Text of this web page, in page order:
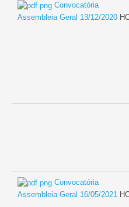
Respostas Sociais
Saúde
Convocatória
Assembleia Geral 13/12/2020
Convocatória
Assembleia Geral 16/05/2021